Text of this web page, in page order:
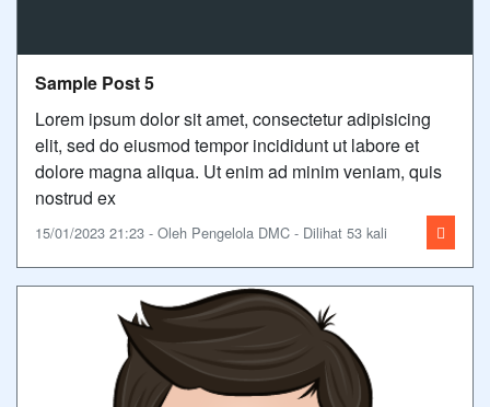
Sample Post 5
Lorem ipsum dolor sit amet, consectetur adipisicing
elit, sed do eiusmod tempor incididunt ut labore et
dolore magna aliqua. Ut enim ad minim veniam, quis
nostrud ex
15/01/2023 21:23 - Oleh Pengelola DMC - Dilihat 53 kali